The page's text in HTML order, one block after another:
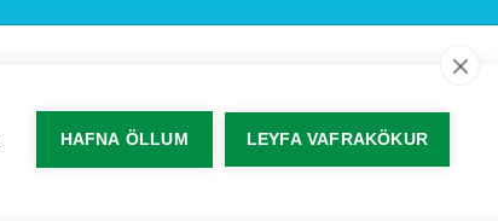
HAFNA ÖLLUM LEYFA VAFRAKÖKUR